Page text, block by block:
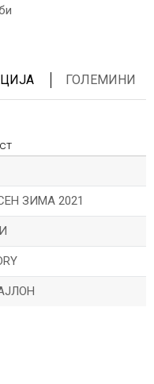
ГОЛЕМИНИ
ЗИМА 2021